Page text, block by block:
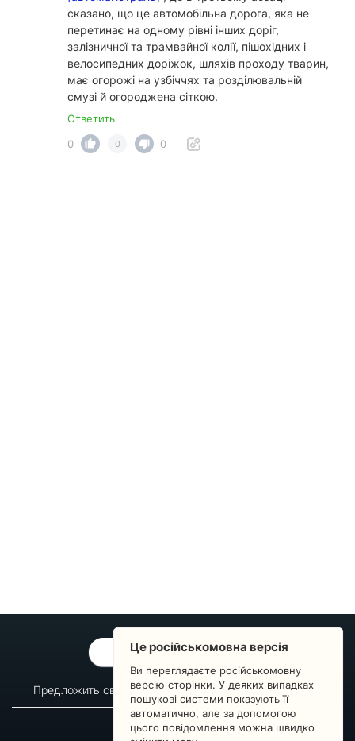
сказано, що це автомобільна дорога, яка не
перетинає на одному рівні інших доріг,
залізничної та трамвайної колії, пішохідних і
велосипедних доріжок, шляхів проходу тварин,
має огорожі на узбіччях та розділювальній
смузі й огороджена сіткою.
Ответить
0
0 0
ОБРАТНАЯ СВЯЗЬ
Предложить свой вопрос Статистика изменений
О сервисе
Преподавателям
Це російськомовна версія
Ви переглядаєте російськомовну
версію сторінки. У деяких випадках
пошукові системи показують її
автоматично, але за допомогою
цього повідомлення можна швидко